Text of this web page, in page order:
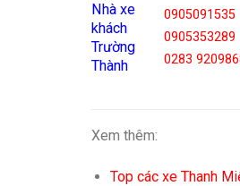
Nhà xe
khách
Trường
Thành
0905091535
0905353289
0283
Xem thêm:
Top các xe Thanh